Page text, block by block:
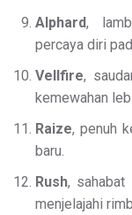
Alphard,
percaya diri
Vellfire,
kemewahan
Raize, penuh
baru.
Rush, sahabat
menjelajahi